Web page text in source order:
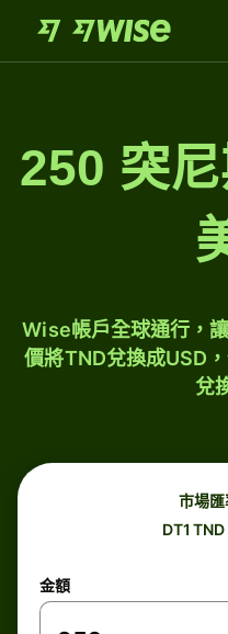
250 突
Wise帳戶全球通行，
價將TND兌換成USD
兌
市場
DT1
金額